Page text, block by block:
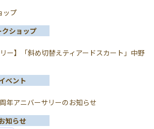
ップ
クショップ
ー】「斜め切替えティアードスカート」中野
ベント
年アニバーサリーのお知らせ
知らせ